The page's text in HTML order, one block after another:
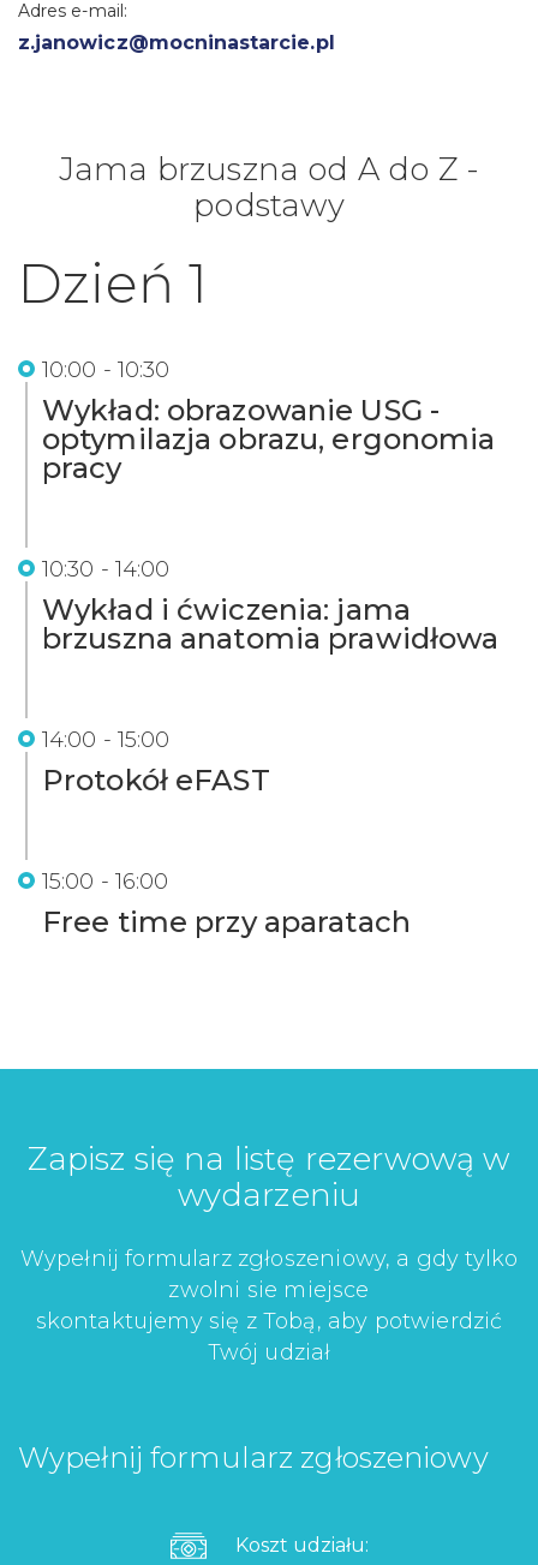
Adres e-mail:
z.janowicz@mocninastarcie.pl
Jama brzuszna od A do Z -
podstawy
Dzień 1
10:00 - 10:30
Wykład: obrazowanie USG -
optymilazja obrazu, ergonomia
pracy
10:30 - 14:00
Wykład i ćwiczenia: jama
brzuszna anatomia prawidłowa
14:00 - 15:00
Protokół eFAST
15:00 - 16:00
Free time przy aparatach
Zapisz się na listę rezerwową w
wydarzeniu
Wypełnij formularz zgłoszeniowy, a gdy tylko
zwolni sie miejsce
skontaktujemy się z Tobą, aby potwierdzić
Twój udział
Wypełnij formularz zgłoszeniowy
Koszt udziału: